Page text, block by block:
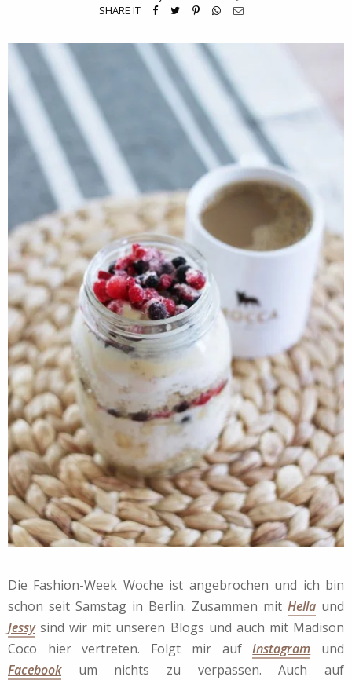
SHARE IT
Die Fashion-Week Woche ist angebrochen und ich bin
schon seit Samstag in Berlin. Zusammen mit Hella und
Jessysind wir mit unseren Blogs und auch mit Madison
Coco hier vertreten. Folgt mir aufInstagram und
Facebookum nichts zu verpassen. Auch auf